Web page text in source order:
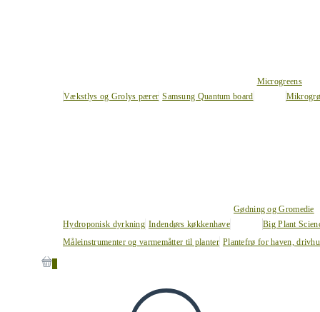
Vækstlys og Grolys pærer Samsung Quantum board
Microgreens
Hydroponisk dyrkning Indendørs køkkenhave
Gødning og Gromedie
Big Plant
Måleinstrumenter og varmemåtter til planter Plantefrø for haven,